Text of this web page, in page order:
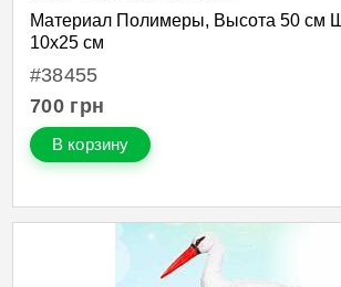
Материал Полимеры, Высота 50 см
10х25 см
#38455
700 грн
В корзину